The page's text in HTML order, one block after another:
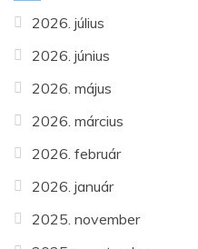
2026. július
2026. június
2026. május
2026. március
2026. február
2026. január
2025. november